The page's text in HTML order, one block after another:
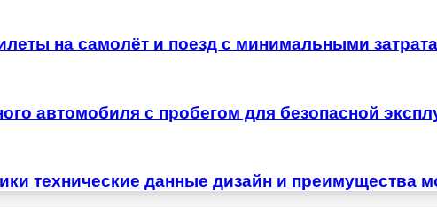
на самолёт и поезд с минимальными
автомобиля с пробегом для безопасной
технические данные дизайн и преимущества